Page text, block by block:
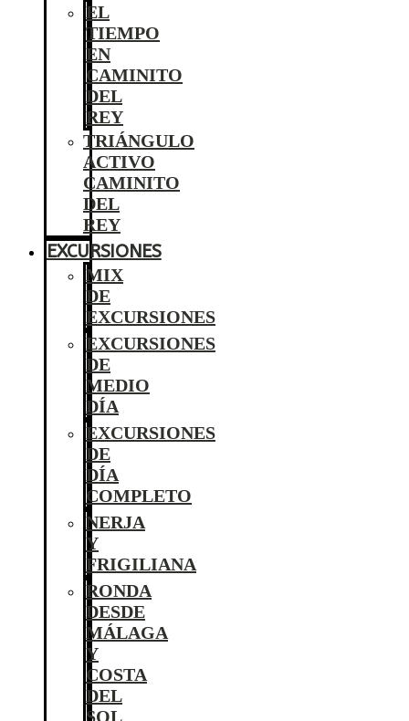
EL
TIEMPO
EN
CAMINITO
DEL
REY
TRIÁNGULO
ACTIVO
CAMINITO
DEL
REY
EXCURSIONES
MIX
DE
EXCURSIONES
EXCURSIONES
DE
MEDIO
DÍA
EXCURSIONES
DE
DÍA
COMPLETO
NERJA
Y
FRIGILIANA
RONDA
DESDE
MÁLAGA
Y
COSTA
DEL
SOL